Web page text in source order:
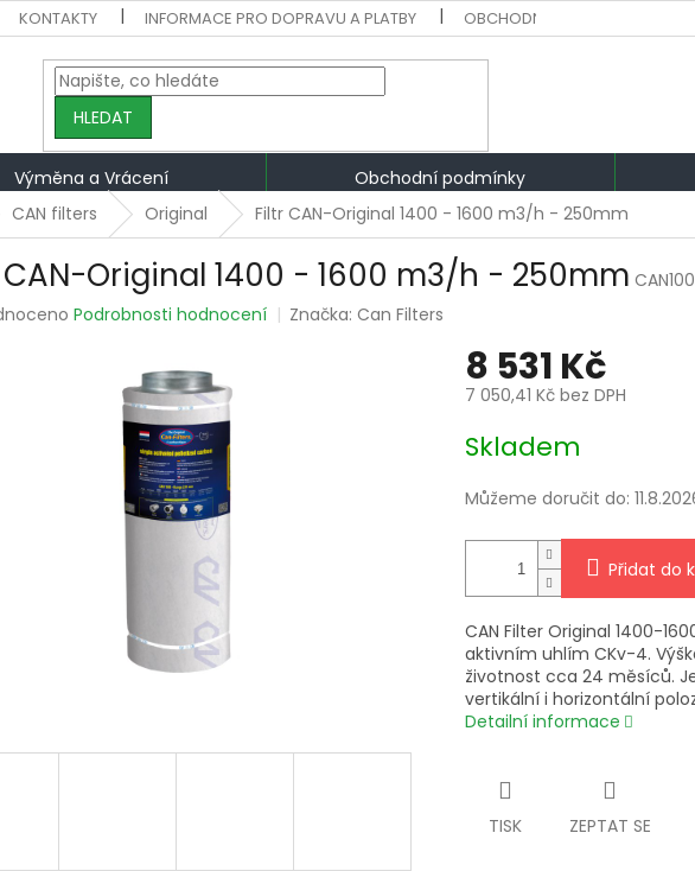
KONTAKTY INFORMACE PRO DOPRAVU A PLATBY OBCHODNÍ PODMÍNKY
HLEDAT
Výměna a Vrácení Obchodní podmínky
CAN filters Original Filtr CAN-Original 1400 - 1600 m3/h - 250mm
CAN-Original 1400 - 1600 m3/h - 250mm
Podrobnosti hodnocení Značka:Can Filters
8 531 Kč
7 050,41 Kč bez DPH
cena:
Skladem
Můžeme doručit do:
Přidat do
CAN Filter Original 1400-
aktivním uhlím CKv-4.
životnost cca 24 měsíců.
vertikální i horizontální
Detailní informace
TISK ZEPTAT SE